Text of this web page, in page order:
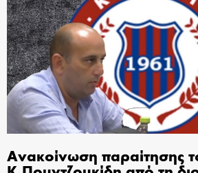
Ανακοίνωση παραίτησης